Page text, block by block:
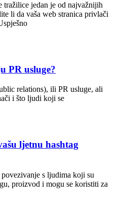
tražilice jedan je od najvažnijih
li da vaša web stranica privlači
PR usluge?
relations), ili PR usluge, ali
i što ljudi koji se
ljetnu hashtag
s ljudima koji su
proizvod i mogu se koristiti za